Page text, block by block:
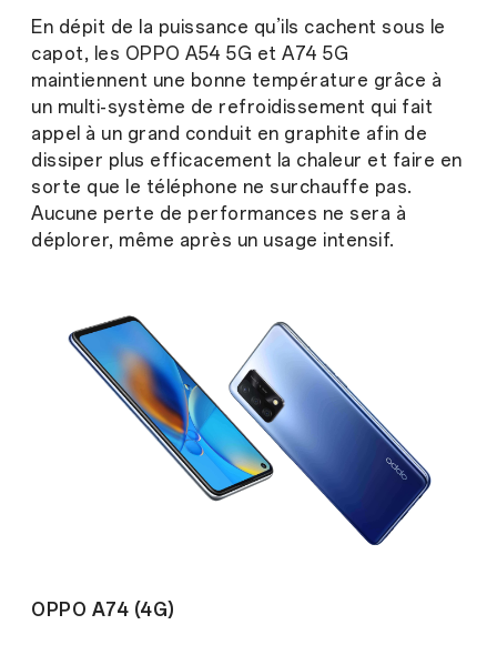
En dépit de la puissance qu’ils cachent sous le
capot, les OPPO A54 5G et A74 5G
maintiennent une bonne température grâce à
un multi-système de refroidissement qui fait
appel à un grand conduit en graphite afin de
dissiper plus efficacement la chaleur et faire en
sorte que le téléphone ne surchauffe pas.
Aucune perte de performances ne sera à
déplorer, même après un usage intensif.
OPPO A74 (4G)